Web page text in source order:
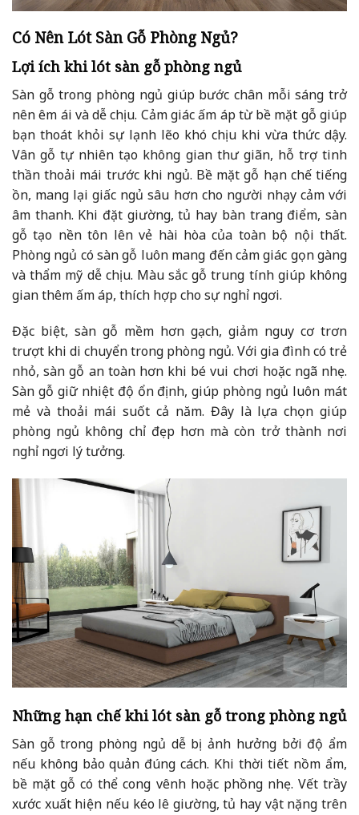
Có Nên Lót Sàn Gỗ Phòng Ngủ?
Lợi ích khi lót sàn gỗ phòng ngủ
Sàn gỗ trong phòng ngủ giúp bước chân mỗi sáng trở
nên êm ái và dễ chịu. Cảm giác ấm áp từ bề mặt gỗ giúp
bạn thoát khỏi sự lạnh lẽo khó chịu khi vừa thức dậy.
Vân gỗ tự nhiên tạo không gian thư giãn, hỗ trợ tinh
thần thoải mái trước khi ngủ. Bề mặt gỗ hạn chế tiếng
ồn, mang lại giấc ngủ sâu hơn cho người nhạy cảm với
âm thanh. Khi đặt giường, tủ hay bàn trang điểm, sàn
gỗ tạo nền tôn lên vẻ hài hòa của toàn bộ nội thất.
Phòng ngủ có sàn gỗ luôn mang đến cảm giác gọn gàng
và thẩm mỹ dễ chịu. Màu sắc gỗ trung tính giúp không
gian thêm ấm áp, thích hợp cho sự nghỉ ngơi.
Đặc biệt, sàn gỗ mềm hơn gạch, giảm nguy cơ trơn
trượt khi di chuyển trong phòng ngủ. Với gia đình có trẻ
nhỏ, sàn gỗ an toàn hơn khi bé vui chơi hoặc ngã nhẹ.
Sàn gỗ giữ nhiệt độ ổn định, giúp phòng ngủ luôn mát
mẻ và thoải mái suốt cả năm. Đây là lựa chọn giúp
phòng ngủ không chỉ đẹp hơn mà còn trở thành nơi
nghỉ ngơi lý tưởng.
Những hạn chế khi lót sàn gỗ trong phòng ngủ
Sàn gỗ trong phòng ngủ dễ bị ảnh hưởng bởi độ ẩm
nếu không bảo quản đúng cách. Khi thời tiết nồm ẩm,
bề mặt gỗ có thể cong vênh hoặc phồng nhẹ. Vết trầy
xước xuất hiện nếu kéo lê giường, tủ hay vật nặng trên